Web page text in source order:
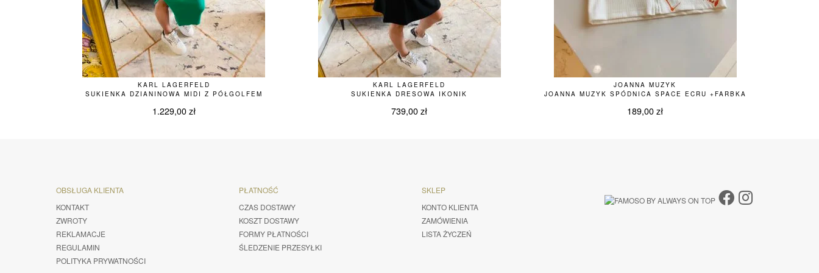
KARL LAGERFELD
SUKIENKA DZIANINOWA MIDI Z PÓŁGOLFEM
1.229,00 zł
KARL LAGERFELD
SUKIENKA DRESOWA IKONIK
739,00zł
JOANNA MUZYK
JOANNA MUZYK SPÓDNICA SPACE ECRU +FARBKA
189,00zł
OBSŁUGA KLIENTA
KONTAKT
ZWROTY
REKLAMACJE
REGULAMIN
POLITYKA PRYWATNOŚCI
PŁATNOŚĆ
CZAS DOSTAWY
KOSZT DOSTAWY
FORMY PŁATNOŚCI
ŚLEDZENIE PRZESYŁKI
SKLEP
KONTO KLIENTA
ZAMÓWIENIA
LISTA ŻYCZEŃ